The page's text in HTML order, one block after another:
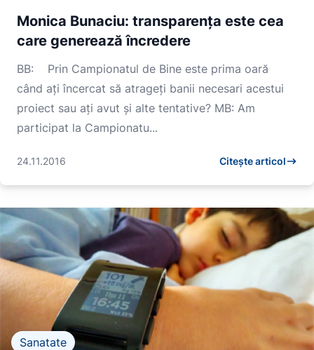
Monica Bunaciu: transparența este cea
care generează încredere
BB: Prin Campionatul de Bine este prima oară
când ați încercat să atrageți banii necesari acestui
proiect sau ați avut și alte tentative? MB: Am
participat la Campionatu...
24.11.2016 Citește articol
Sanatate